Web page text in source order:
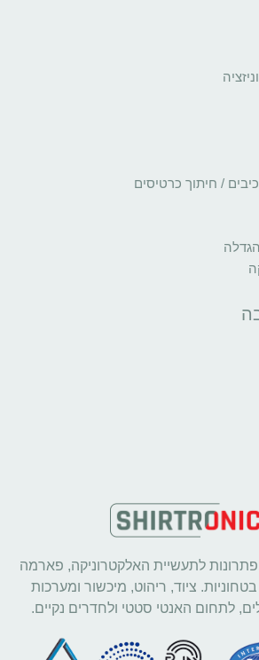
/ חיתוך כרטיסים
ופתרונות לתעשיית האלקטרוניקה, פארמה
ציוד, ריהוט, מיכשור ומערכות
לתחום האנטי סטטי ולחדרים נקיים.